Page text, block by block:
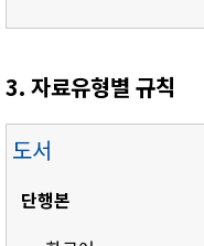
3. 자료유형별 규칙
도서
단행본